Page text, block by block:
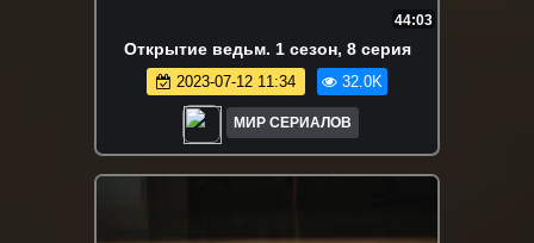
44:03
Oткpытиe вeдьм. 1 сезон, 8 серия
2023-07-12 11:34 32.0K
МИР СЕРИАЛОВ